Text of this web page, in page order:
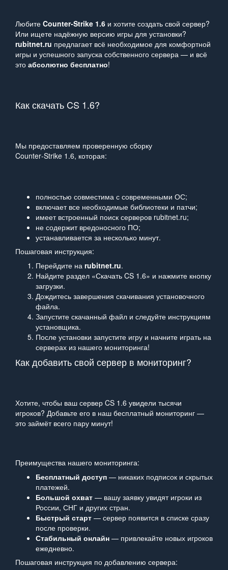
Любите Counter‑Strike 1.6 и хотите создать свой сервер?
Или ищете надёжную версию игры для установки?
rubitnet.ru предлагает всё необходимое для комфортной
игры и успешного запуска собственного сервера — и всё
это абсолютно бесплатно!
Как скачать CS 1.6?
Мы предоставляем проверенную сборку
Counter‑Strike 1.6, которая:
полностью совместима с современными ОС;
включает все необходимые библиотеки и патчи;
имеет встроенный поиск серверов rubitnet.ru;
не содержит вредоносного ПО;
устанавливается за несколько минут.
Пошаговая инструкция:
Перейдите на rubitnet.ru.
Найдите раздел «Скачать CS 1.6» и нажмите кнопку
загрузки.
Дождитесь завершения скачивания установочного
файла.
Запустите скачанный файл и следуйте инструкциям
установщика.
После установки запустите игру и начните играть на
серверах из нашего мониторинга!
Как добавить свой сервер в мониторинг?
Хотите, чтобы ваш сервер CS 1.6 увидели тысячи
игроков? Добавьте его в наш бесплатный мониторинг —
это займёт всего пару минут!
Преимущества нашего мониторинга:
Бесплатный доступ — никаких подписок и скрытых
платежей.
Большой охват — вашу заявку увидят игроки из
России, СНГ и других стран.
Быстрый старт — сервер появится в списке сразу
после проверки.
Стабильный онлайн — привлекайте новых игроков
ежедневно.
Пошаговая инструкция по добавлению сервера: